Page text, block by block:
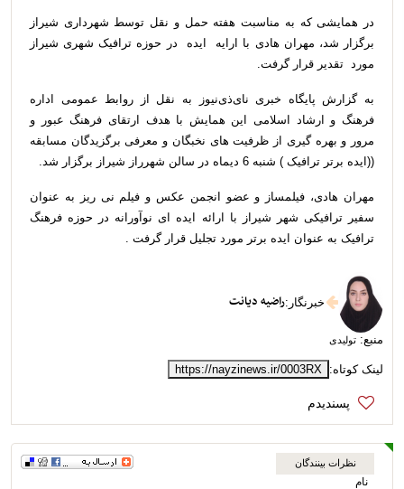
در همایشی که به مناسبت هفته حمل و نقل توسط شهرداری شیراز
برگزار شد، مهران هادی با ارایه ایده در حوزه ترافیک شهری شیراز
مورد تقدیر قرار گرفت.
به گزارش پایگاه خبری نای‌ذی‌نیوز به نقل از روابط عمومی اداره
فرهنگ و ارشاد اسلامی این همایش با هدف ارتقای فرهنگ عبور و
مرور و بهره گیری از ظرفیت های نخبگان و معرفی برگزیدگان مسابقه
((ایده برتر ترافیک ) شنبه 6 دیماه در سالن شهرراز شیراز برگزار شد.
مهران هادی، فیلمساز و عضو انجمن عکس و فیلم نی ریز به عنوان
سفیر ترافیکی شهر شیراز با ارائه ایده ای نوآورانه در حوزه فرهنگ
ترافیک به عنوان ایده برتر مورد تجلیل قرار گرفت .
خبرنگار :راضیه دیانت
منبع: تولیدی
لینک کوتاه: https://nayzinews.ir/0003RX
نظرات بینندگان
نام